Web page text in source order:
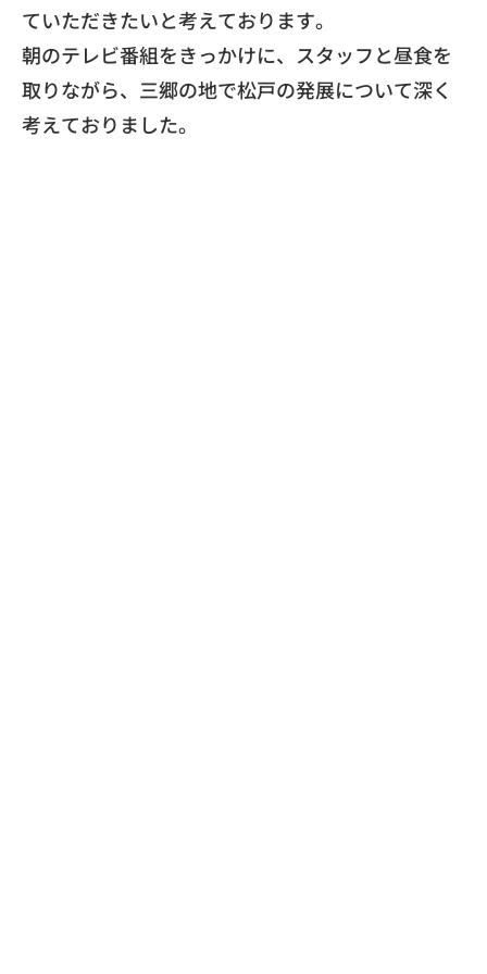
ていただきたいと考えております。
朝のテレビ番組をきっかけに、スタッフと昼食を
取りながら、 三郷の地で松戸の発展について深く
考えておりました。